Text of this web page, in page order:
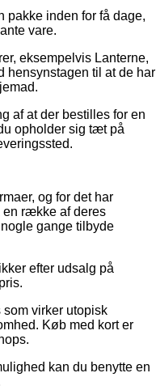
pakke inden for få dage,
vare.
eksempelvis Lanterne,
hensynstagen til at de har
af at der bestilles for en
opholder sig tæt på
og for det har
en række af deres
gange tilbyde
efter udsalg på
virker utopisk
Køb med kort er
kan du benytte en